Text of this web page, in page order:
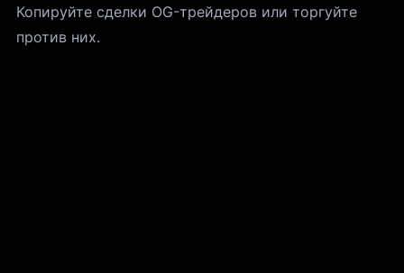
Копируйте сделки OG-трейдеров или торгуйте
против них.